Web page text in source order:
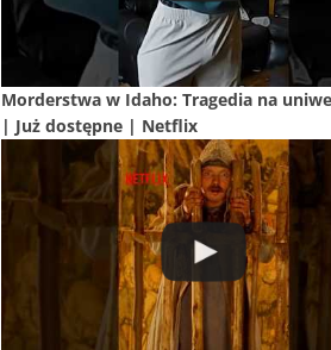
Morderstwa w Idaho: Tragedia na
| Już dostępne | Netflix